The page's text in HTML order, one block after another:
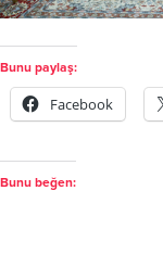
Bunu paylaş:
Facebook
Bunu beğen: